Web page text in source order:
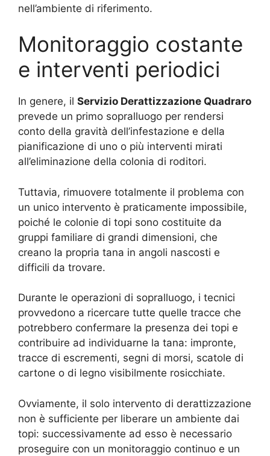
nell’ambiente di riferimento.
Monitoraggio costante
e interventi periodici
In genere, il Servizio Derattizzazione Quadraro
prevede un primo sopralluogo per rendersi
conto della gravità dell’infestazione e della
pianificazione di uno o più interventi mirati
all’eliminazione della colonia di roditori.
Tuttavia, rimuovere totalmente il problema con
un unico intervento è praticamente impossibile,
poiché le colonie di topi sono costituite da
gruppi familiare di grandi dimensioni, che
creano la propria tana in angoli nascosti e
difficili da trovare.
Durante le operazioni di sopralluogo, i tecnici
provvedono a ricercare tutte quelle tracce che
potrebbero confermare la presenza dei topi e
contribuire ad individuarne la tana: impronte,
tracce di escrementi, segni di morsi, scatole di
cartone o di legno visibilmente rosicchiate.
Ovviamente, il solo intervento di derattizzazione
non è sufficiente per liberare un ambiente dai
topi: successivamente ad esso è necessario
proseguire con un monitoraggio continuo e un